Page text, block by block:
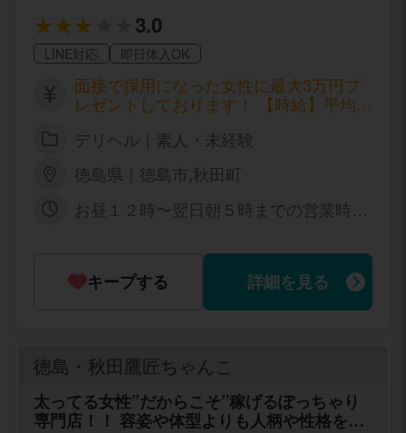
3.0
LINE対応 即日体入OK
面接で採用になった女性に最大3万円プ
レゼントしております！ 【時給】平均
【入店ボーナス】20万円以上 【２泊3日
ます
デリヘル｜素人・未経験
徳島県｜徳島市,秋田町
お昼１２時〜翌日朝５時までの営業時間
時間、など働き方もご自身でお選び出来
ますのでお気軽にご相談ください(^ ^)
キープする 詳細を見る
徳島・秋田鷹匠ちゃんこ
太ってる女性”だからこそ”稼げるぽっちゃり
専門店！！ 容姿や体型よりも人柄や性格を重